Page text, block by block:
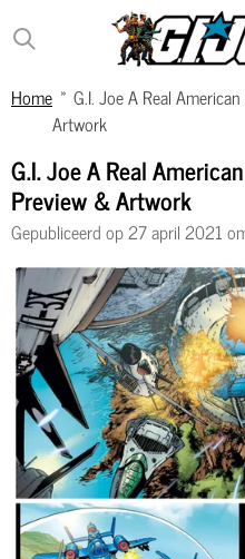
Ga
direct
de
hoofdinhoud
Home » G.I. Joe A Real
Artwork
G.I. Joe A Real
Preview & Artwork
Gepubliceerd op 27 april 2021